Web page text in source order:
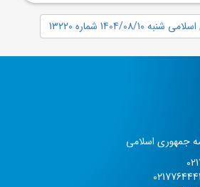
08/10 شماره 13220
جمهوری اسلامی